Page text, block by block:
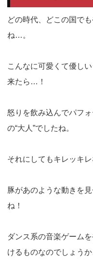
どの時代、どこの国で
ね…。
こんなに可愛くて優し
来たら…！
怒りを飲み込んでパフ
の“大人”でしたね。
それにしてもキレッキ
豚があのような動きを
ね！
ダンス系の音楽ゲーム
けるものなのでしょう